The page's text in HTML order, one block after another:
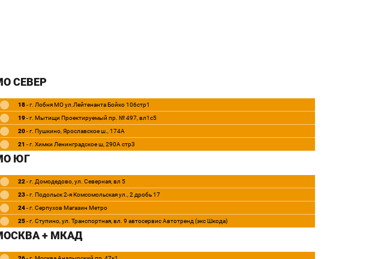
СЕВЕР
18- г. Лобня МО ул.Лейтенанта Бойко 106стр1
19- г. Мытищи Проектируемый пр. № 497, вл1с5
20- г. Пушкино, Ярославское ш., 174А
21 - г. Химки Ленинградское ш, 290А стр3
ЮГ
22- г. Домодедово, ул. Северная, вл 5
23- г. Подольск 2-я Комсомольская ул., 2 дробь 17
24- г. Серпухов Магазин Метро
25- г. Ступино, ул. Транспортная, вл. 9 автосервис Автотренд (экс Шкода)
+ МКАД